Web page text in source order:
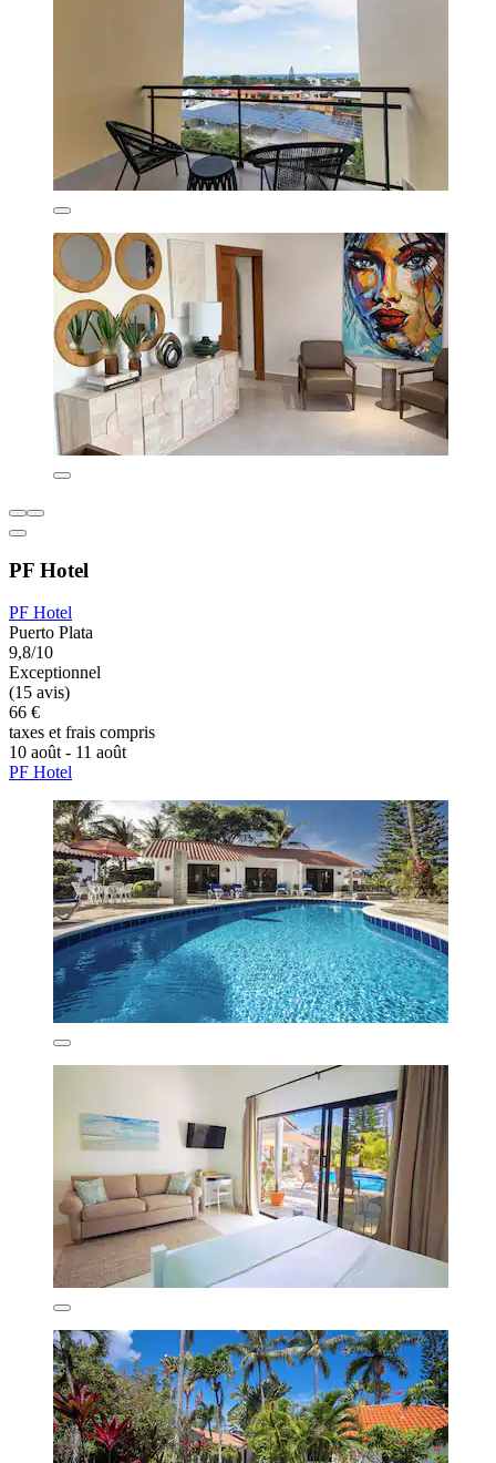
PF Hotel
PF Hotel
Puerto Plata
9,8/10
Exceptionnel
(15 avis)
66 €
taxes et frais compris
10 août - 11 août
PF Hotel